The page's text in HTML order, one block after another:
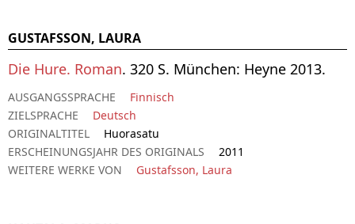
GUSTAFSSON, LAURA
Die Hure. Roman. 320 S. München: Heyne 2013.
AUSGANGSSPRACHE
Finnisch
ZIELSPRACHE
Deutsch
ORIGINALTITEL
Huorasatu
ERSCHEINUNGSJAHR DES ORIGINALS
2011
WEITERE WERKE VON
Gustafsson, Laura